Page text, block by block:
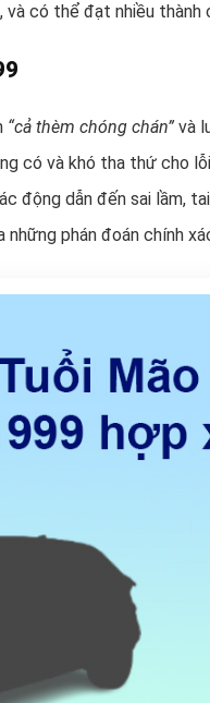
có thể đạt nhiều thành
“cả thèm chóng chán” và
có và khó tha thứ cho
động dẫn đến sai lầm, tai
phán đoán chính